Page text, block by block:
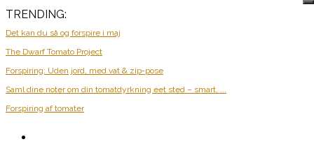
TRENDING:
Det kan du så og forspire i maj
The Dwarf Tomato Project
Forspiring: Uden jord, med vat & zip-pose
Saml dine noter om din tomatdyrkning eet sted – smart, ...
Forspiring af tomater